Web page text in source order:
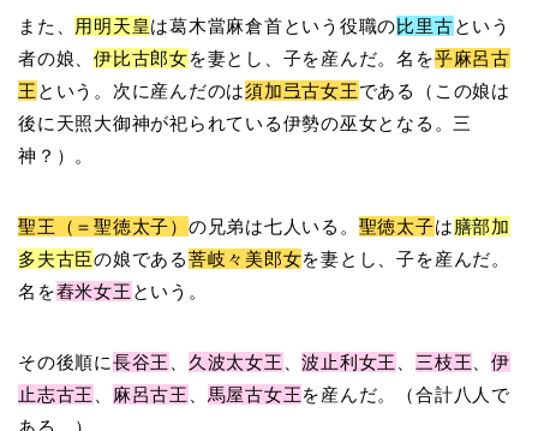
また、 用明天皇は葛木當麻倉首という役職の比里古という
者の娘、伊比古郎女を妻とし、子を産んだ。名を乎麻呂古
王 という。次に産んだのは須加弖古女王である（この娘は
後に天照大御神が祀られている伊勢の巫女となる。三
神？）。
聖王（＝聖徳太子） の兄弟は七人いる。 聖徳太子は膳部加
多夫古臣の娘である菩岐々美郎女を妻とし、子を産んだ。
名を舂米女王 という。
その後順に長谷王 久波太女王 、波止利女王 三枝王 、伊
止志古王
麻呂古王 馬屋古女王を産んだ。（合計八人で
ある。）